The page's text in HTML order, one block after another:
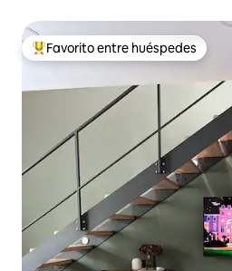
Favorito entre huéspedes preferido
Favorito entre huéspedes